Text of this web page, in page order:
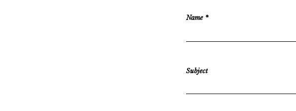
Name
Subject